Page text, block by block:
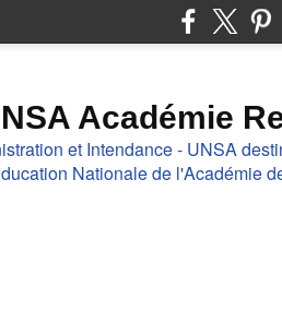
Académie
et Intendance - UNSA
Nationale de l'Académie